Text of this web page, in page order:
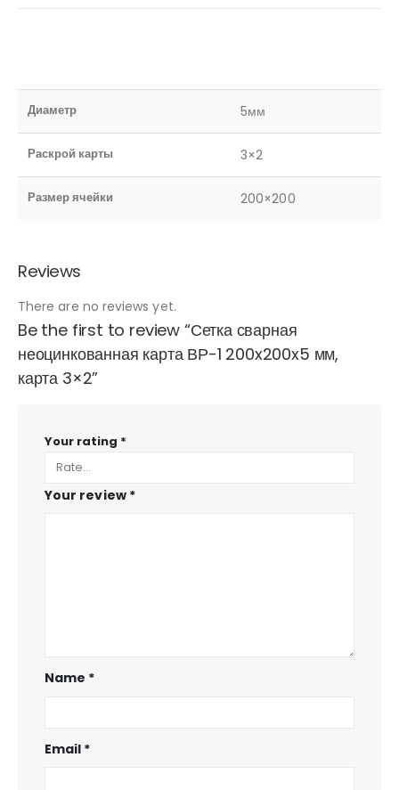
Диаметр 5мм
Раскрой карты 3×2
Размер ячейки 200×200
Reviews
There are no reviews yet.
Be the first to review “Сетка сварная
неоцинкованная карта ВР-1 200x200x5 мм,
карта 3×2”
Your rating *
Your review *
Name *
Email *